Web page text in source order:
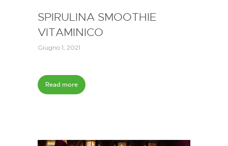
SPIRULINA SMOOTHIE
VITAMINICO
Giugno 1, 2021
Read more